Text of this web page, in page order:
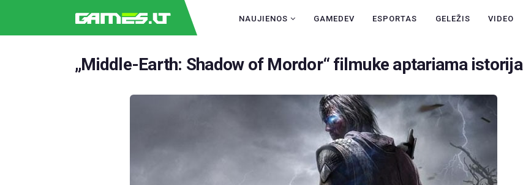
NAUJIENOS GAMEDEV ESPORTAS GELEŽIS VIDEO
NAUJIENOS
ESPORTAS
GELEŽIS
VIDEO
APŽVALGOS
ŽAIDIMAI
„Middle-Earth: Shadow of Mordor“ filmuke aptariama istorija